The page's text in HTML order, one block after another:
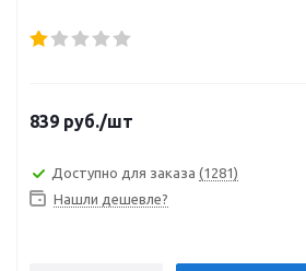
839 руб./шт
Доступно для заказа (1281)
Нашли дешевле?